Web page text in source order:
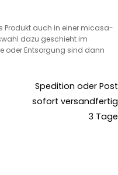
Produkt auch in einer micasa-
dazu geschieht im
oder Entsorgung sind dann
Spedition oder Post
sofort versandfertig
3 Tage